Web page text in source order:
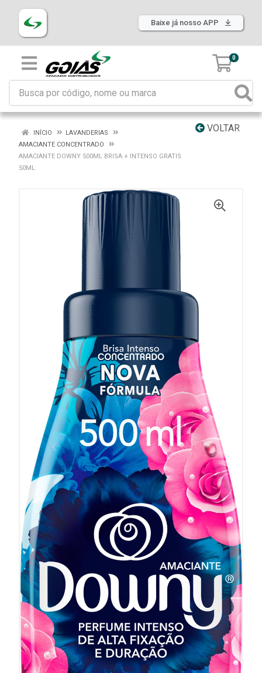
Baixe já nosso APP
0
VOLTAR
INÍCIO
LAVANDERIAS
AMACIANTE CONCENTRADO
AMACIANTE DOWNY 500ML BRISA + INTENSO GRATIS
50ML